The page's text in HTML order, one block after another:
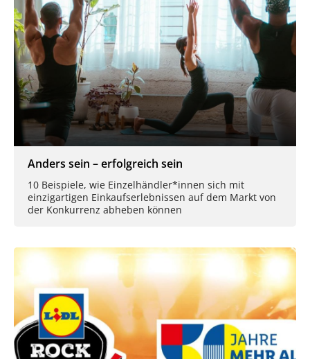
Anders sein – erfolgreich sein
10 Beispiele, wie Einzelhändler*innen sich mit
einzigartigen Einkaufserlebnissen auf dem Markt von
der Konkurrenz abheben können